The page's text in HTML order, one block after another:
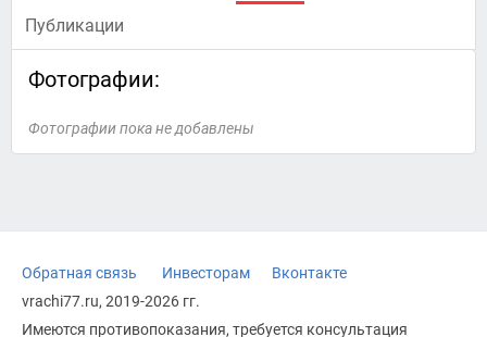
Публикации
Фотографии:
Фотографии пока не добавлены
Обратная связь Инвесторам
Вконтакте
vrachi77.ru, 2019-2026 гг.
Имеются противопоказания, требуется консультация